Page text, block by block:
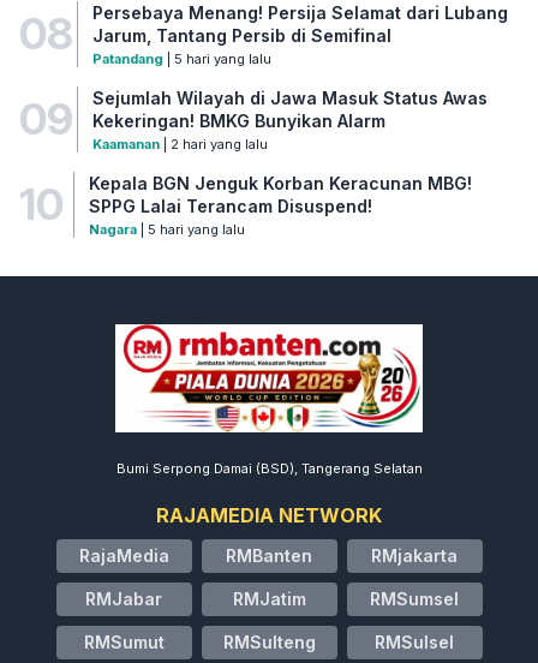
08
Persebaya Menang! Persija Selamat dari Lubang
Jarum, Tantang Persib di Semifinal
Patandang | 5 hari yang lalu
09
Sejumlah Wilayah di Jawa Masuk Status Awas
Kekeringan! BMKG Bunyikan Alarm
Kaamanan| 2 hari yang lalu
10
Kepala BGN Jenguk Korban Keracunan MBG!
SPPG Lalai Terancam Disuspend!
Nagara| 5 hari yang lalu
Bumi Serpong Damai (BSD), Tangerang Selatan
RAJAMEDIA NETWORK
RajaMedia RMBanten RMjakarta
RMJabar RMJatim RMSumsel
RMSumut RMSulteng RMSulsel